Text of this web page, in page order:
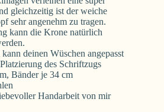
gleichzeitig ist der weiche
sehr angenehm zu tragen.
kann die Krone natürlich
deinen Wüschen angepasst
des Schriftzugs
Bänder je 34 cm
Handarbeit von mir